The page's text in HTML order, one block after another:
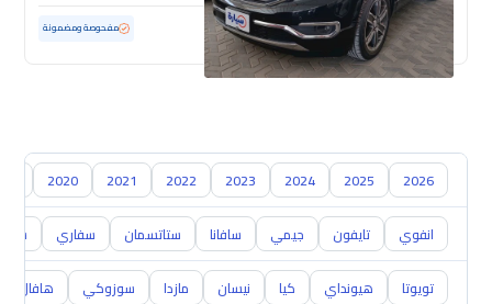
مستعملة 82,071 كم ممشى قليل مفحوصة ومضمونة
2026
2025
2024
2023
2022
2021
2020
انفوي تايفون جيمي سافانا ستاتسمان سفاري
تويوتا هيونداي كيا نيسان مازدا سوزوكي هافال